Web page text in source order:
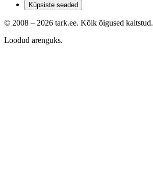
Küpsiste seaded
© 2008 – 2026 tark.ee. Kõik õigused kaitstud.
Loodud arenguks.